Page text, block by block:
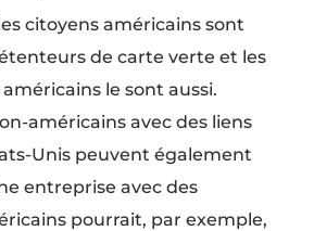
citoyens américains sont
de carte verte et les
le sont aussi.
américains avec des liens
Unis peuvent également
entreprise avec des
pourrait, par exemple,